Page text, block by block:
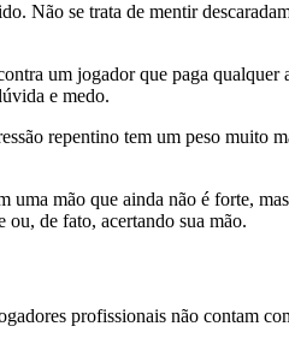
Não se trata de mentir
um jogador que paga
e medo.
repentino tem um peso muito
mão que ainda não é forte,
ou, de fato, acertando sua mão.
profissionais não contam